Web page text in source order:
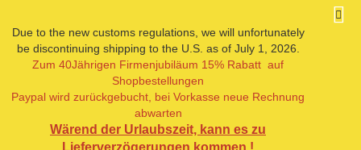
Due to the new customs regulations, we will unfortunately
be discontinuing shipping to the U.S. as of July 1, 2026.
Zum 40Jährigen Firmenjubiläum 15% Rabatt auf
Shopbestellungen
Paypal wird zurückgebucht, bei Vorkasse neue Rechnung
abwarten
Wärend der Urlaubszeit, kann es zu
Lieferverzögerungen kommen !
« zurück
weiter »
Artikel in dieser Kategorie
Fantasy -Serie, Grasbüschel blau, MS